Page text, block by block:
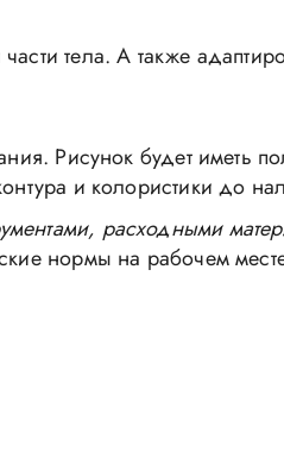
тела. А также
Рисунок будет иметь
и колористики до
расходными
нормы на рабочем